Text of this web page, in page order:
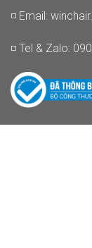
◽ Email:
◽ Tel & Zalo: